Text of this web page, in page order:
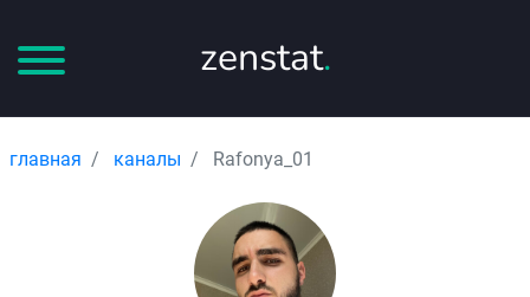
zenstat.
главная каналы Rafonya_01